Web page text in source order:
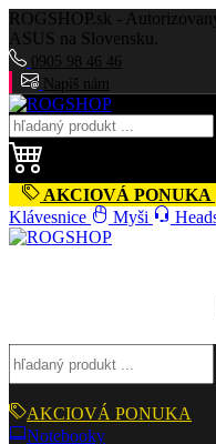
ROGSHOP.sk -
ASUS na Slovensku.
0905 98 46 46
Napíš nám
AKCIOVÁ PONUKA
Klávesnice
Myši
AKCIOVÁ PONUKA
Notebooky